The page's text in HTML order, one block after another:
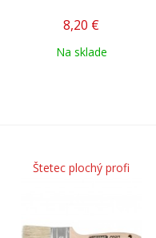
8,20 €
Na sklade
Štetec plochý profi